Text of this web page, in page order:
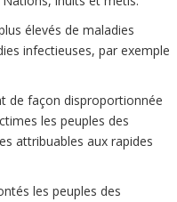
élevés de maladies
infectieuses, par exemple
de façon disproportionnée
les peuples des
attribuables aux rapides
les peuples des